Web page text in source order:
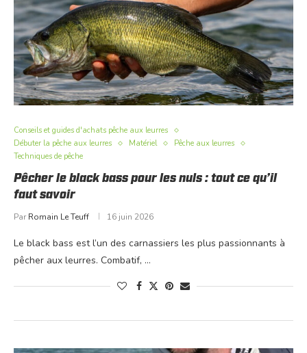
Conseils et guides d'achats pêche aux leurres
Débuter la pêche aux leurres
Matériel
Pêche aux leurres
Techniques de pêche
Pêcher le black bass pour les nuls : tout ce qu’il
faut savoir
Par Romain Le Teuff 16 juin 2026
Le black bass est l’un des carnassiers les plus passionnants à
pêcher aux leurres. Combatif, …